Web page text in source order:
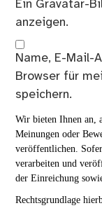
Ein Gravatar-
anzeigen.
Name, E-Mail-
Browser für
speichern.
Wir bieten Ihnen an,
Meinungen oder
veröffentlichen.
verarbeiten und
der Einreichung
Rechtsgrundlage